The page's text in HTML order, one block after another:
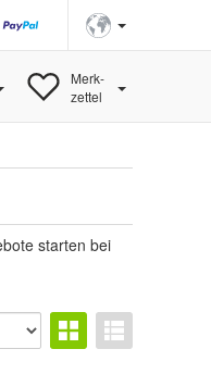
Merk-
zettel
starten bei